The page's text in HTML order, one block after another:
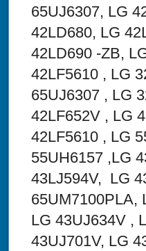
65UJ6307, LG
42LD680, LG
42LD690 -ZB,
42LF5610 , LG
65UJ6307 , LG
42LF652V , LG
42LF5610 , LG
55UH6157 ,LG
43LJ594V, LG
65UM7100PLA,
LG 43UJ634V ,
43UJ701V, LG